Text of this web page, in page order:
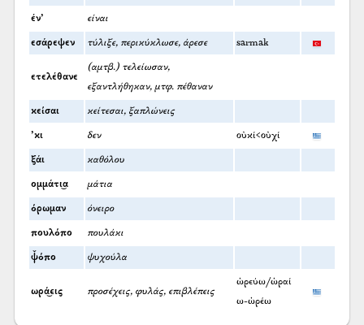
έν’ είναι
εσάρεψεν τύλιξε, περικύκλωσε, άρεσε sarmak
ετελέθανε
(αμτβ.) τελείωσαν,
εξαντλήθηκαν, μτφ. πέθαναν
κείσαι κείτεσαι, ξαπλώνεις
’κι δεν οὐκί<οὐχί
ξάι καθόλου
ομμάτι͜α μάτια
όρωμαν όνειρο
πουλόπο πουλάκι
ψ̌όπο ψυχούλα
ωρά͜εις προσέχεις, φυλάς, επιβλέπεις
ὠρεύω/ὡραί
ω-ὠρέω